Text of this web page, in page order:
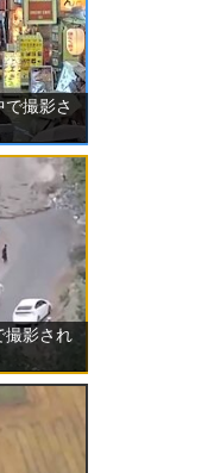
撮影さ
撮影され